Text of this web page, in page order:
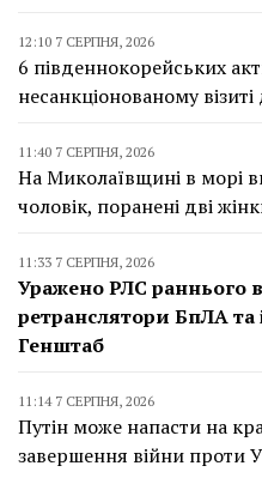
12:10 7 СЕРПНЯ, 2026
6 південнокорейських
несанкціонованому
11:40 7 СЕРПНЯ, 2026
На Миколаївщині в морі
чоловік, поранені дві
11:33 7 СЕРПНЯ, 2026
Уражено РЛС раннього
ретранслятори БпЛА та
Генштаб
11:14 7 СЕРПНЯ, 2026
Путін може напасти на
завершення війни проти